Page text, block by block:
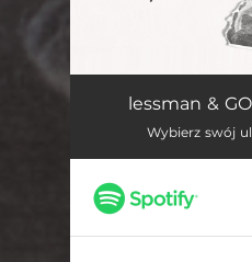
KARMAlessman &
Wybierz swój